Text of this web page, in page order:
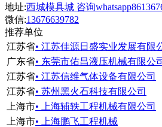
地址:西城模具城 咨询
微信:13676639782
推荐单位
江苏省• 江苏佳源日盛实业发展有限
广东省• 东莞市佑昌液压机械有限公
江苏省• 江苏信维气体设备有限公司
江苏省• 苏州黑火石科技有限公司
上海市• 上海辅轶工程机械有限公司
上海市• 上海鹏飞工程机械